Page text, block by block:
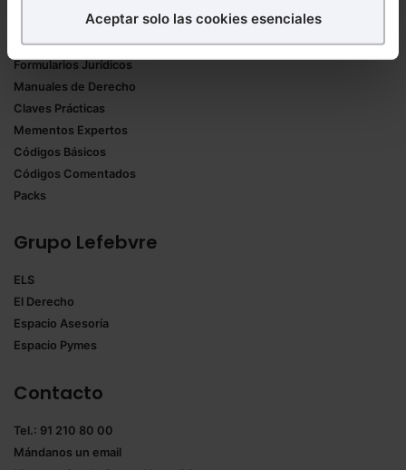
experiencia en la web sea óptima
todas las cookies excepto aquellas imprescindibles.
seleccionar solo aquellas que quieras permitir en tu
navegador. Si no seleccionas ninguna utilizaremos
Aceptar solo las cookies esenciales
Mementos
Formularios Jurídicos
Manuales de Derecho
Claves Prácticas
Mementos Expertos
Códigos Básicos
Códigos Comentados
Packs
Grupo Lefebvre
ELS
El Derecho
Espacio Asesoría
Espacio Pymes
Contacto
Tel.: 91 210 80 00
Mándanos un email